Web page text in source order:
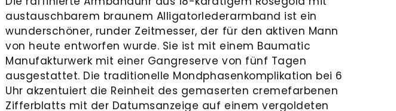
austauschbarem braunem Alligatorlederarmband ist ein
wunderschöner, runder Zeitmesser, der für den aktiven Mann
von heute entworfen wurde. Sie ist mit einem Baumatic
Manufakturwerk mit einer Gangreserve von fünf Tagen
ausgestattet. Die traditionelle Mondphasenkomplikation bei 6
Uhr akzentuiert die Reinheit des gemaserten cremefarbenen
Zifferblatts mit der Datumsanzeige auf einem vergoldeten